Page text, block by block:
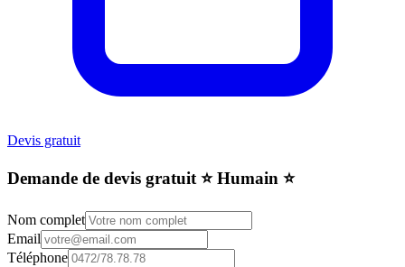
Devis gratuit
Demande de devis gratuit ⭐️ Humain ⭐️
Nom complet
Email
Téléphone